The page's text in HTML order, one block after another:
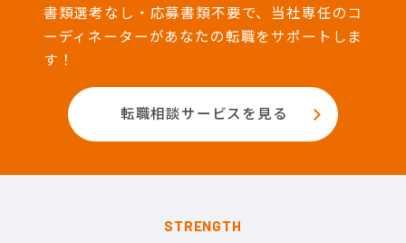
書類選考なし・応募書類不要で、当社専任のコ
ーディネーターがあなたの転職をサポートしま
す！
転職相談サービスを見る
STRENGTH